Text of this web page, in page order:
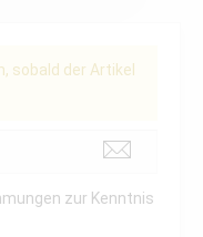
sobald der Artikel
zur Kenntnis